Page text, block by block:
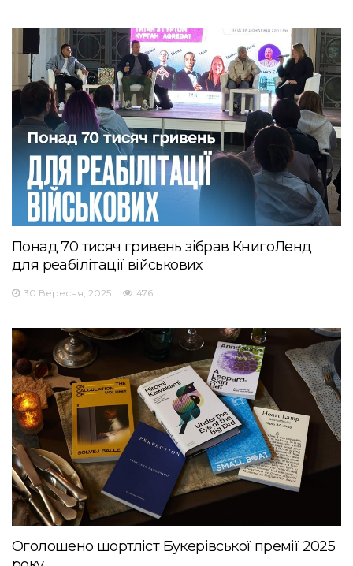
Понад 70 тисяч гривень зібрав КнигоЛенд
для реабілітації військових
30 Вересня, 2025 476
Оголошено шортліст Букерівської премії 2025